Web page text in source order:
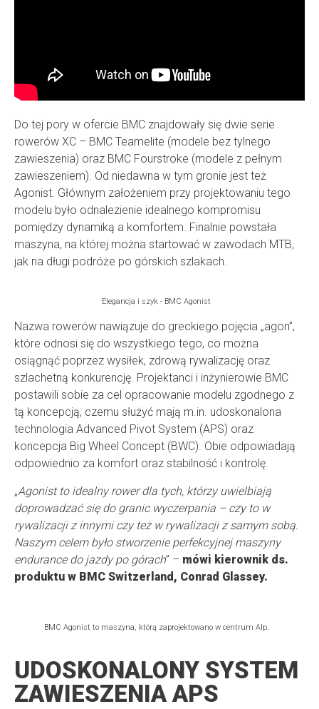
Do tej pory w ofercie BMC znajdowały się dwie serie
rowerów XC – BMC Teamelite (modele bez tylnego
zawieszenia) oraz BMC Fourstroke (modele z pełnym
zawieszeniem). Od niedawna w tym gronie jest też
Agonist. Głównym założeniem przy projektowaniu tego
modelu było odnalezienie idealnego kompromisu
pomiędzy dynamiką a komfortem. Finalnie powstała
maszyna, na której można startować w zawodach MTB,
jak na długi podróże po górskich szlakach.
Elegancja i szyk - BMC Agonist
Nazwa rowerów nawiązuje do greckiego pojęcia „agon”,
które odnosi się do wszystkiego tego, co można
osiągnąć poprzez wysiłek, zdrową rywalizację oraz
szlachetną konkurencję. Projektanci i inżynierowie BMC
postawili sobie za cel opracowanie modelu zgodnego z
tą koncepcją, czemu służyć mają m.in. udoskonalona
technologia Advanced Pivot System (APS) oraz
koncepcja Big Wheel Concept (BWC). Obie odpowiadają
odpowiednio za komfort oraz stabilność i kontrolę.
„Agonist to idealny rower dla tych, którzy uwielbiają
doprowadzać się do granic wyczerpania – czy to w
rywalizacji z innymi czy też w rywalizacji z samym sobą.
Naszym celem było stworzenie perfekcyjnej maszyny
endurance do jazdy po górach” – mówi kierownik ds.
produktu w BMC Switzerland, Conrad Glassey.
BMC Agonist to maszyna, którą zaprojektowano w centrum Alp.
UDOSKONALONY SYSTEM
ZAWIESZENIA APS